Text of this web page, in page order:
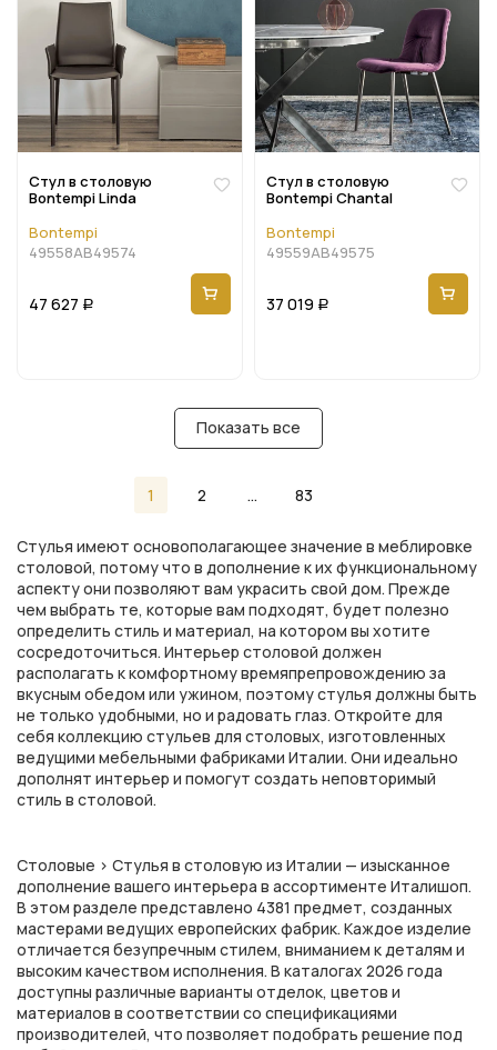
Стул в столовую
Bontempi Linda
Bontempi
49558AB49574
47 627 Р
Стул в столовую
Bontempi Chantal
Bontempi
49559AB49575
37 019 Р
Показать все
1 2 ... 83
Стулья имеют основополагающее значение в меблировке
столовой, потому что в дополнение к их функциональному
аспекту они позволяют вам украсить свой дом. Прежде
чем выбрать те, которые вам подходят, будет полезно
определить стиль и материал, на котором вы хотите
сосредоточиться. Интерьер столовой должен
располагать к комфортному времяпрепровождению за
вкусным обедом или ужином, поэтому стулья должны быть
не только удобными, но и радовать глаз. Откройте для
себя коллекцию стульев для столовых, изготовленных
ведущими мебельными фабриками Италии. Они идеально
дополнят интерьер и помогут создать неповторимый
стиль в столовой.
Столовые > Стулья в столовую из Италии — изысканное
дополнение вашего интерьера в ассортименте Италишоп.
В этом разделе представлено 4381 предмет, созданных
мастерами ведущих европейских фабрик. Каждое изделие
отличается безупречным стилем, вниманием к деталям и
высоким качеством исполнения. В каталогах 2026 года
доступны различные варианты отделок, цветов и
материалов в соответствии со спецификациями
производителей, что позволяет подобрать решение под